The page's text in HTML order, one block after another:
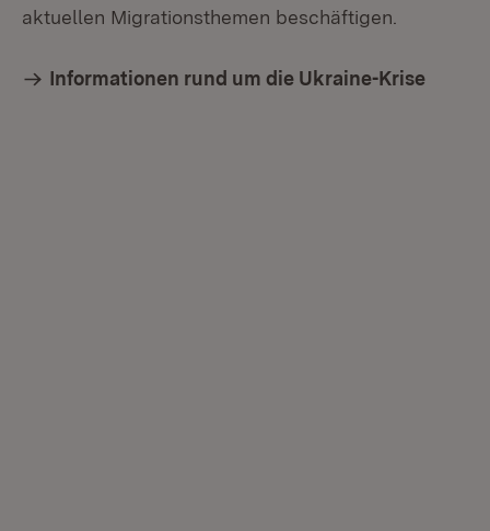
aktuellen Migrationsthemen beschäftigen.
Informationen rund um die Ukraine-Krise